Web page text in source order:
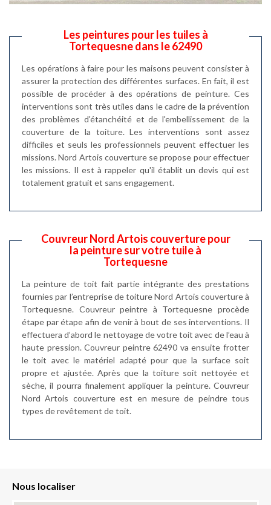
Les peintures pour les tuiles à
Tortequesne dans le 62490
Les opérations à faire pour les maisons peuvent consister à
assurer la protection des différentes surfaces. En fait, il est
possible de procéder à des opérations de peinture. Ces
interventions sont très utiles dans le cadre de la prévention
des problèmes d'étanchéité et de l'embellissement de la
couverture de la toiture. Les interventions sont assez
difficiles et seuls les professionnels peuvent effectuer les
missions. Nord Artois couverture se propose pour effectuer
les missions. Il est à rappeler qu'il établit un devis qui est
totalement gratuit et sans engagement.
Couvreur Nord Artois couverture pour
la peinture sur votre tuile à
Tortequesne
La peinture de toit fait partie intégrante des prestations
fournies par l’entreprise de toiture Nord Artois couverture à
Tortequesne. Couvreur peintre à Tortequesne procède
étape par étape afin de venir à bout de ses interventions. Il
effectuera d’abord le nettoyage de votre toit avec de l’eau à
haute pression. Couvreur peintre 62490 va ensuite frotter
le toit avec le matériel adapté pour que la surface soit
propre et ajustée. Après que la toiture soit nettoyée et
sèche, il pourra finalement appliquer la peinture. Couvreur
Nord Artois couverture est en mesure de peindre tous
types de revêtement de toit.
Nous localiser